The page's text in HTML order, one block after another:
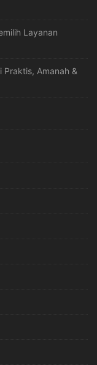
Layanan
Praktis, Amanah &